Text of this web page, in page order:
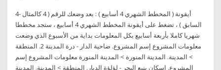
4- أيقونة ( المخطط الشهري 4 أسابيع ) : بعد وضعك للرقم ( 4 كالمثال
السابق ) ، تضغط على أيقونة المخطط الشهري 4 أسابيع ، ستجد مخططا
شهريا كاملا بأربعة أسابيع بكل المعلومات بداية من الأسبوع الذي وضعت
معلومات المشروع إسم المشروع. ضاحية الدار - درة المدينة 2. المنطقة
> المدينة. المدينة المنورة > المدينة المنورة معلومات المشروع إسم
المشروع. إسكان ينبع البحر - لؤلؤة الديار. المنطقة > المدينة. المدينة